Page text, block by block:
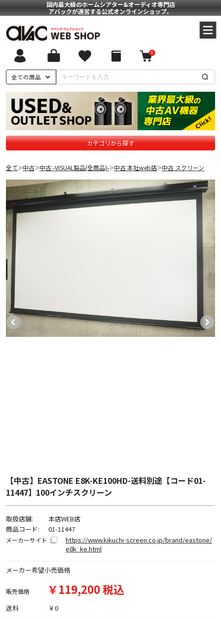
国内最大級のホームシアター&オーディオ専門店
アバックが運営する公式オンラインショップ。
全ての商品
0
カテゴリから探す
全て＞中古＞中古 -VISUAL製品(全商品)-＞中古 本社web店＞中古 スクリーン
【中古】EASTONE E8K-KE100HD-送料別途【コード01-
11447】100インチスクリーン
取扱店舗:
本店WEB店
商品コード:
01-11447
メーカーサイト
https://www.kikuchi-screen.co.jp/brand/eastone/
e8k_ke.html
メーカー希望小売価格
販売価格 ￥119,200 税込
送料 ￥0